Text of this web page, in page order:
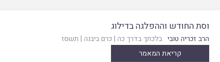
וסת החודש וההפלגה בדילוג
הרב זכריה טובי בלכתך בדרך כה | כרם ביבנה | תשסז
קריאת המאמר